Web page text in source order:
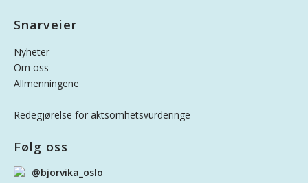
Snarveier
Nyheter
Om oss
Allmenningene
Redegjørelse for aktsomhetsvurderinge
Følg oss
@bjorvika_oslo